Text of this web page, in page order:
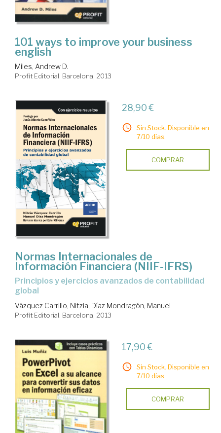
101 ways to improve your business
english
Miles, Andrew D.
Profit Editorial. Barcelona, 2013
28,90 €
Sin Stock. Disponible en
7/10 días.
COMPRAR
Normas Internacionales de
Información Financiera (NIIF-IFRS)
principios y ejercicios avanzados de contabilidad
global
Vázquez Carrillo, Nitzia; Díaz Mondragón, Manuel
Profit Editorial. Barcelona, 2013
17,90 €
Sin Stock. Disponible en
7/10 días.
COMPRAR